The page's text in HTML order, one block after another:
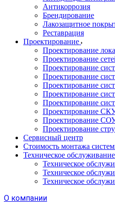
Антикоррозия
Брендирование
Лакозащитное
Реставрация
Проектирование
Проектирование
Проектирование
Проектирование
Проектирование
Проектирование
Проектирование
Проектирование
Проектирование
Проектирование
Проектирование
Сервисный центр
Стоимость монтажа
Техническое обслуживание
Техническое
Техническое
Техническое
О компании